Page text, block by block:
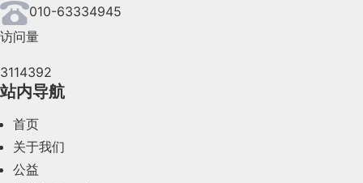
2024年6月(63)
2024年4月(44)
2024年2月(58)
010-63334945
访问量
3114392
站内导航
首页
关于我们
公益